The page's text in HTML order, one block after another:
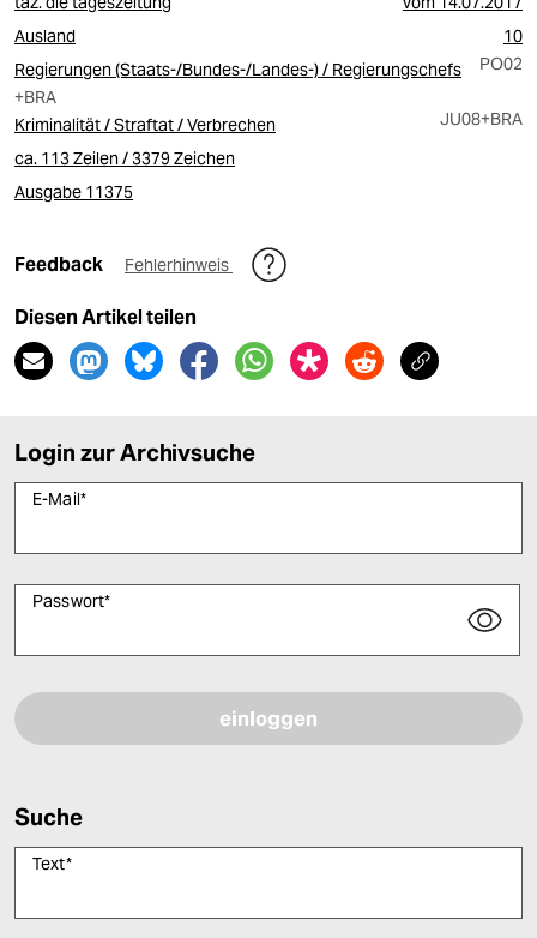
Ausland
10
Regierungen (Staats-/Bundes-/Landes-) / Regierungschefs
PO02
+BRA
Kriminalität / Straftat / Verbrechen
JU08+BRA
ca. 113 Zeilen / 3379 Zeichen
Ausgabe 11375
Feedback Fehlerhinweis
Diesen Artikel teilen
Login zur Archivsuche
E-Mail*
Passwort*
Suche
Text*